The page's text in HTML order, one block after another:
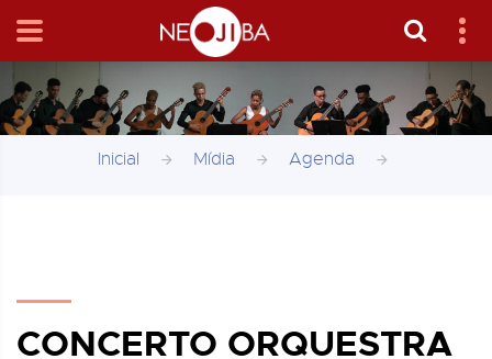
Inicial Mídia Agenda
CONCERTO ORQUESTRA